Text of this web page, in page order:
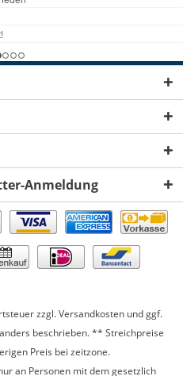
Anmeldung
zzgl.Versandkosten und ggf.
beschrieben. ** Streichpreise
Preis bei zeitzone.
an Personen mit dem gesetzlich